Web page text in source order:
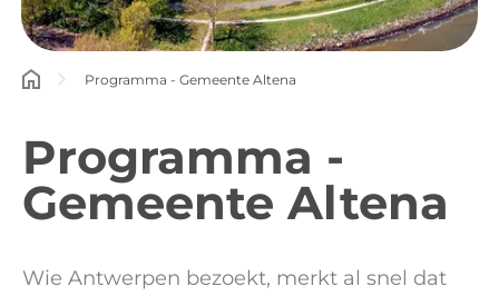
Programma - Gemeente Altena
Programma -
Gemeente Altena
Wie Antwerpen bezoekt, merkt al snel dat